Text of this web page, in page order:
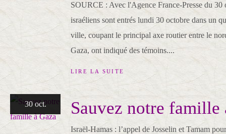
SOURCE : Avec l'Agence France-Presse du 30
israéliens sont entrés lundi 30 octobre dans un
ville, coupant le principal axe routier entre le
Gaza, ont indiqué des témoins....
LIRE LA SUITE
30 oct. Sauvez notre famille
Israël-Hamas : l’appel de Josselin et Tamam